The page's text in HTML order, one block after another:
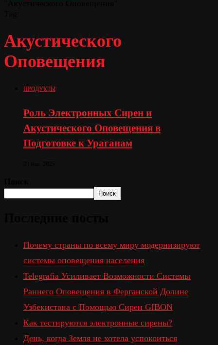
Акустического
Оповещения
ПРОДУКТЫ
Роль Электронных Сирен и
Акустического Оповещения в
Подготовке к Ураганам
Поиск
Почему страны по всему миру модернизируют
системы оповещения населения
Telegrafia Усиливает Возможности Системы
Раннего Оповещения в Ферганской Долине
Узбекистана с Помощью Сирен GIBON
Как тестируются электронные сирены?
День, когда Земля не хотела успокоиться